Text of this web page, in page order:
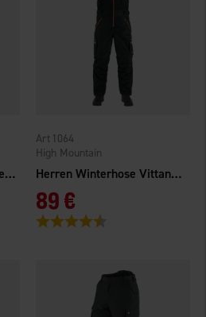
Herren Regenhose Vimmerby Gefüttert Herren Winterhose Vittangi WP
High Mountain
1064
89 €
Bewertung: